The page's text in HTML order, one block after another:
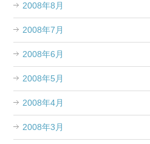
2008年8月
2008年7月
2008年6月
2008年5月
2008年4月
2008年3月